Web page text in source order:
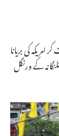
امریکہ کی بریانا
کے ورنگل